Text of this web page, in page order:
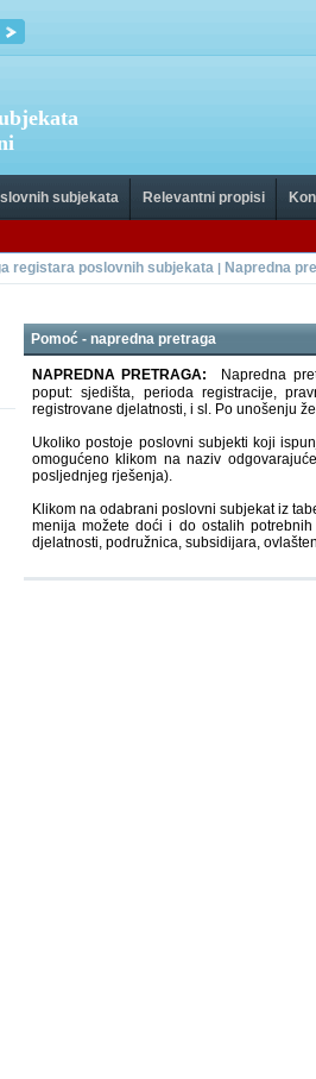
subjekata Relevantni propisi
registara poslovnih subjekata | Napredna
Pomoć - napredna pretraga
NAPREDNA PRETRAGA: Napredna
poput: sjedišta, perioda registracije,
registrovane djelatnosti, i sl. Po unošenju
Ukoliko postoje poslovni subjekti koji
omogućeno klikom na naziv
posljednjeg rješenja).
Klikom na odabrani poslovni subjekat iz
menija možete doći i do ostalih
djelatnosti, podružnica, subsidijara,